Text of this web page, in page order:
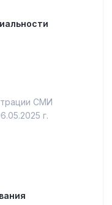
СМИ
г.